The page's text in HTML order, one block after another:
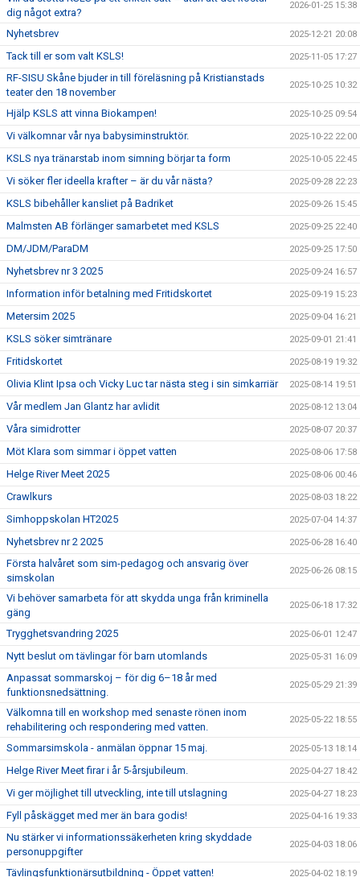
dig något extra?
2026-01-25 15:38
Nyhetsbrev 2025-12-21 20:08
Tack till er som valt KSLS! 2025-11-05 17:27
RF-SISU Skåne bjuder in till föreläsning på Kristianstads
teater den 18 november
2025-10-25 10:32
Hjälp KSLS att vinna Biokampen! 2025-10-25 09:54
Vi välkomnar vår nya babysiminstruktör. 2025-10-22 22:00
KSLS nya tränarstab inom simning börjar ta form 2025-10-05 22:45
Vi söker fler ideella krafter – är du vår nästa? 2025-09-28 22:23
KSLS bibehåller kansliet på Badriket 2025-09-26 15:45
Malmsten AB förlänger samarbetet med KSLS 2025-09-25 22:40
DM/JDM/ParaDM 2025-09-25 17:50
Nyhetsbrev nr 3 2025 2025-09-24 16:57
Information inför betalning med Fritidskortet 2025-09-19 15:23
Metersim 2025 2025-09-04 16:21
KSLS söker simtränare 2025-09-01 21:41
Fritidskortet 2025-08-19 19:32
Olivia Klint Ipsa och Vicky Luc tar nästa steg i sin simkarriär 2025-08-14 19:51
Vår medlem Jan Glantz har avlidit 2025-08-12 13:04
Våra simidrotter 2025-08-07 20:37
Möt Klara som simmar i öppet vatten 2025-08-06 17:58
Helge River Meet 2025 2025-08-06 00:46
Crawlkurs 2025-08-03 18:22
Simhoppskolan HT2025 2025-07-04 14:37
Nyhetsbrev nr 2 2025 2025-06-28 16:40
Första halvåret som sim-pedagog och ansvarig över
simskolan
2025-06-26 08:15
Vi behöver samarbeta för att skydda unga från kriminella
gäng
2025-06-18 17:32
Trygghetsvandring 2025 2025-06-01 12:47
Nytt beslut om tävlingar för barn utomlands 2025-05-31 16:09
Anpassat sommarskoj – för dig 6–18 år med
funktionsnedsättning.
2025-05-29 21:39
Välkomna till en workshop med senaste rönen inom
rehabilitering och respondering med vatten.
2025-05-22 18:55
Sommarsimskola - anmälan öppnar 15 maj. 2025-05-13 18:14
Helge River Meet firar i år 5-årsjubileum. 2025-04-27 18:42
Vi ger möjlighet till utveckling, inte till utslagning 2025-04-27 18:23
Fyll påskägget med mer än bara godis! 2025-04-16 19:33
Nu stärker vi informationssäkerheten kring skyddade
personuppgifter
2025-04-03 18:06
Tävlingsfunktionärsutbildning - Öppet vatten! 2025-04-02 18:19